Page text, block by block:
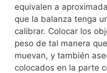
equivalen a
que la balanza tenga
calibrar. Colocar los
peso de tal manera
muevan, y también
colocados en la parte